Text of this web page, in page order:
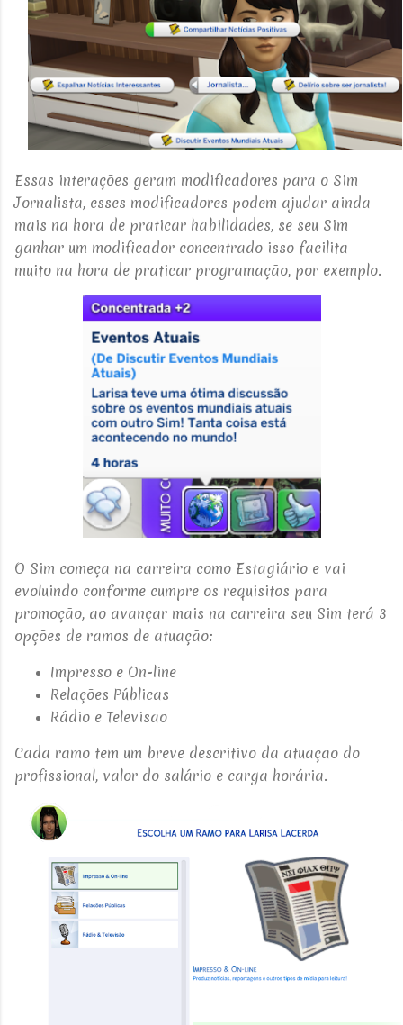
Essas interações geram modificadores para o Sim
Jornalista, esses modificadores podem ajudar ainda
mais na hora de praticar habilidades, se seu Sim
ganhar um modificador concentrado isso facilita
muito na hora de praticar programação, por exemplo.
O Sim começa na carreira como Estagiário e vai
evoluindo conforme cumpre os requisitos para
promoção, ao avançar mais na carreira seu Sim terá 3
opções de ramos de atuação:
Impresso e On-line
Relações Públicas
Rádio e Televisão
Cada ramo tem um breve descritivo da atuação do
profissional, valor do salário e carga horária.